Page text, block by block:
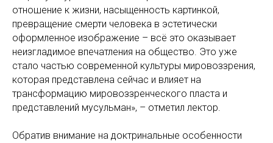
отношение к жизни, насыщенность картинкой,
превращение смерти человека в эстетически
оформленное изображение – всё это оказывает
неизгладимое впечатления на общество. Это уже
стало частью современной культуры мировоззрения,
которая представлена сейчас и влияет на
трансформацию мировоззренческого пласта и
представлений мусульман», – отметил лектор.
Обратив внимание на доктринальные особенности